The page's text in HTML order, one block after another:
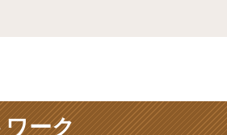
ーク